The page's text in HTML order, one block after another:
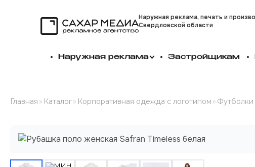
Наружная реклама, печать и
Свердловской области
Наружная реклама Застройщикам
Главная » Каталог» Корпоративная одежда с логотипом » Футболки